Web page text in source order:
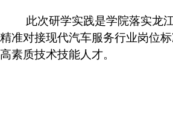
此次研学实践是学院落实龙
精准对接现代汽车服务行业岗位
高素质技术技能人才。